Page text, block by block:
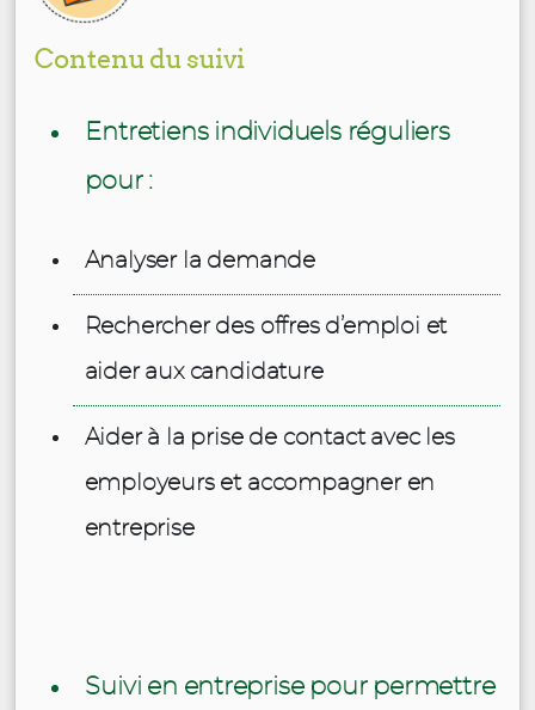
Contenu du suivi
Entretiens individuels réguliers
pour :
Analyser la demande
Rechercher des offres d’emploi et
aider aux candidature
Aider à la prise de contact avec les
employeurs et accompagner en
entreprise
Suivi en entreprise pour permettre